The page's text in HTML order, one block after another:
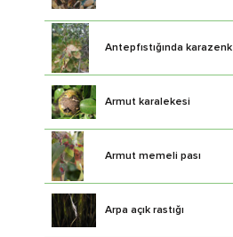
Antepfıstığında karazenk
Armut karalekesi
Armut memeli pası
Arpa açık rastığı